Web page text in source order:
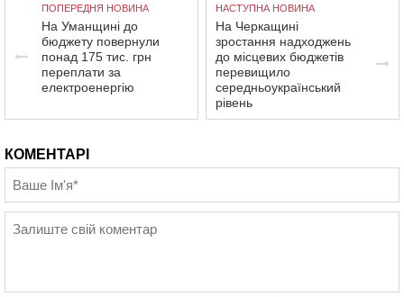
ПОПЕРЕДНЯ НОВИНА
На Уманщині до
бюджету повернули
понад 175 тис. грн
переплати за
електроенергію
НАСТУПНА НОВИНА
На Черкащині
зростання надходжень
до місцевих бюджетів
перевищило
середньоукраїнський
рівень
КОМЕНТАРІ